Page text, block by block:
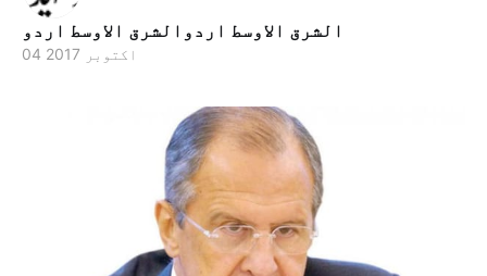
الشرق الاوسط اردوالشرق الاوسط اردو
04 اکتوبر 2017